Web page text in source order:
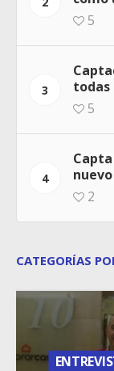
5
3
todas
5
4
2
CATEGORÍAS